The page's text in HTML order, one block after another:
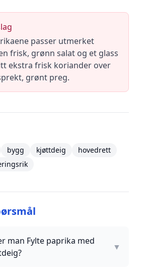
passer utmerket
frisk, grønn salat og et glass
ekstra frisk koriander over
grønt preg.
bygg kjøttdeig
hovedrett
man Fylte paprika med
▼